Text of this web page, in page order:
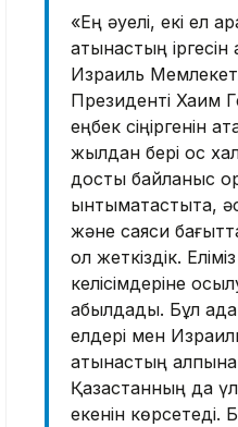
«Ең әуелі, екі ел
қатынастың іргесін
Израиль
Президенті Хаим
еңбек сіңіргенін
жылдан бері қос
достық байланыс
ынтымақтастықта,
және саяси
қол жеткіздік.
келісімдеріне
қабылдады. Бұл
елдері мен
қатынастың
Қазақстанның да
екенін көрсетеді.